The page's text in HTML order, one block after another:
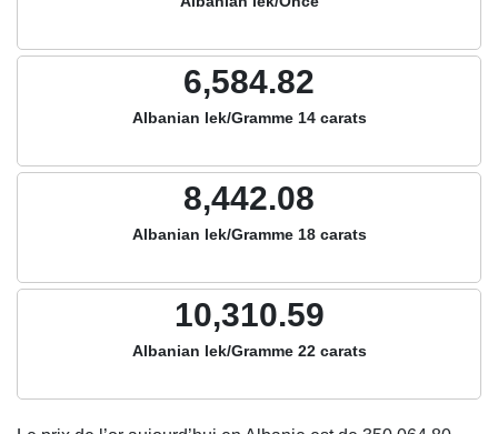
6,584.82
Albanian lek/Gramme 14 carats
8,442.08
Albanian lek/Gramme 18 carats
10,310.59
Albanian lek/Gramme 22 carats